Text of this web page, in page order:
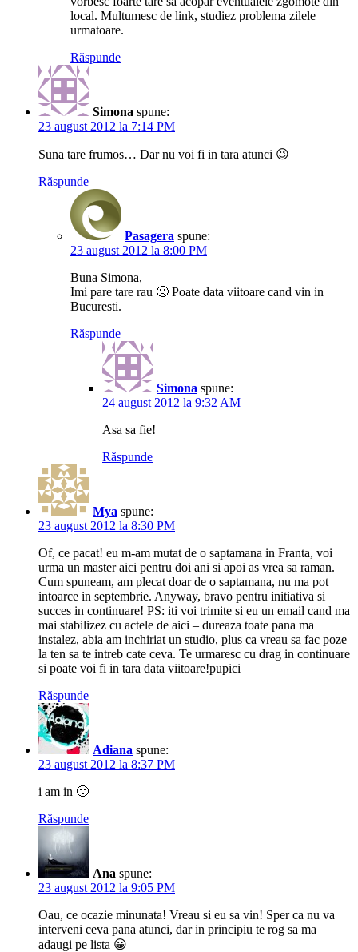
local. Multumesc de link, studiez problema zilele
urmatoare.
Răspunde
Simona spune:
23 august 2012 la 7:14 PM
Suna tare frumos… Dar nu voi fi in tara atunci 😉
Răspunde
Pasagera spune:
23 august 2012 la 8:00 PM
Buna Simona,
Imi pare tare rau 🙁 Poate data viitoare cand vin in
Bucuresti.
Răspunde
Simona spune:
24 august 2012 la 9:32 AM
Asa sa fie!
Răspunde
Mya spune:
23 august 2012 la 8:30 PM
Of, ce pacat! eu m-am mutat de o saptamana in Franta, voi
urma un master aici pentru doi ani si apoi as vrea sa raman.
Cum spuneam, am plecat doar de o saptamana, nu ma pot
intoarce in septembrie. Anyway, bravo pentru initiativa si
succes in continuare! PS: iti voi trimite si eu un email cand ma
mai stabilizez cu actele de aici – dureaza toate pana ma
instalez, abia am inchiriat un studio, plus ca vreau sa fac poze
la ten sa te intreb cate ceva. Te urmaresc cu drag in continuare
si poate voi fi in tara data viitoare!pupici
Răspunde
Adiana spune:
23 august 2012 la 8:37 PM
i am in 🙂
Răspunde
Ana spune:
23 august 2012 la 9:05 PM
Oau, ce ocazie minunata! Vreau si eu sa vin! Sper ca nu va
interveni ceva pana atunci, dar in principiu te rog sa ma
adaugi pe lista 😀